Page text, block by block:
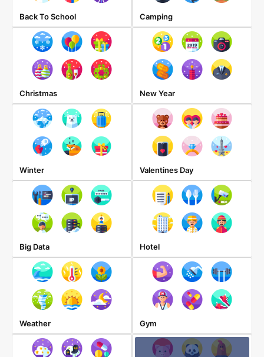
Back To School Camping
Christmas New Year
Winter Valentines Day
Big Data Hotel
Weather Gym